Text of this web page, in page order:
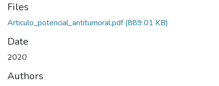
Files
Articulo_potencial_antitumoral.pdf(889.01 KB)
Date
2020
Authors